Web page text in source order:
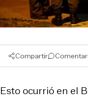
Compartir
Esto ocurrió en el